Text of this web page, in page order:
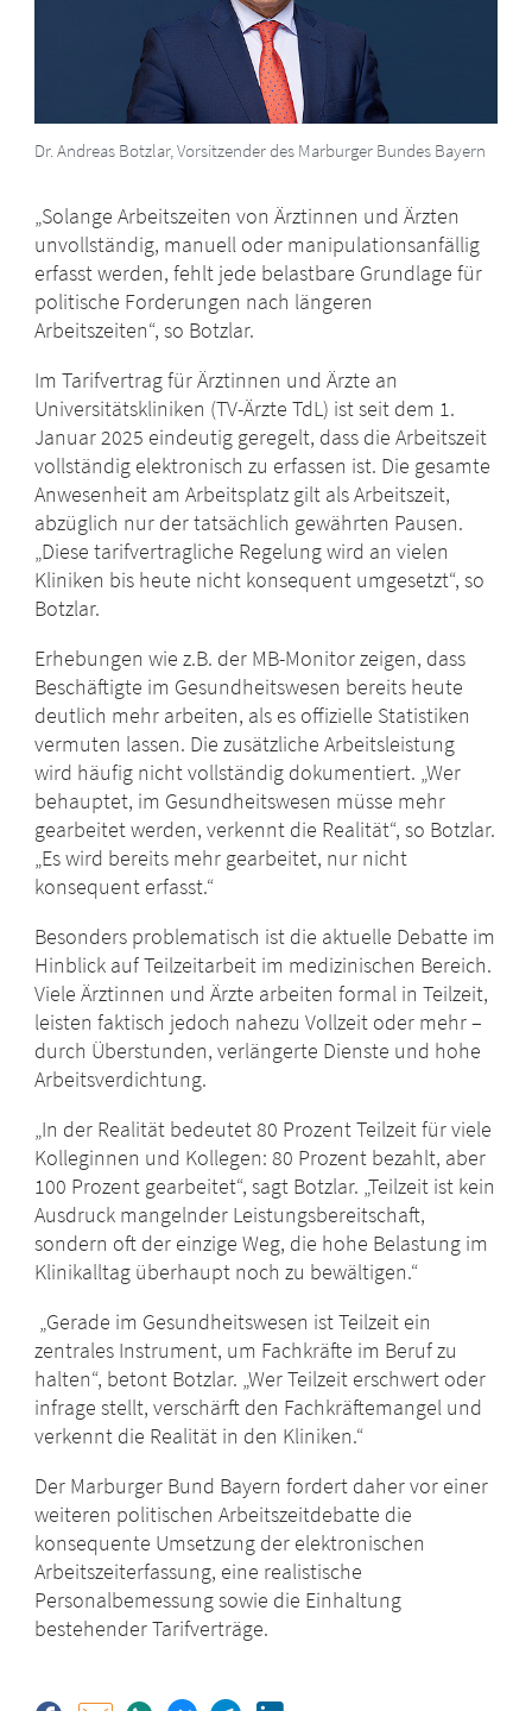
Dr. Andreas Botzlar, Vorsitzender des Marburger Bundes Bayern
„Solange Arbeitszeiten von Ärztinnen und Ärzten
unvollständig, manuell oder manipulationsanfällig
erfasst werden, fehlt jede belastbare Grundlage für
politische Forderungen nach längeren
Arbeitszeiten“, so Botzlar.
Im Tarifvertrag für Ärztinnen und Ärzte an
Universitätskliniken (TV-Ärzte TdL) ist seit dem 1.
Januar 2025 eindeutig geregelt, dass die Arbeitszeit
vollständig elektronisch zu erfassen ist. Die gesamte
Anwesenheit am Arbeitsplatz gilt als Arbeitszeit,
abzüglich nur der tatsächlich gewährten Pausen.
„Diese tarifvertragliche Regelung wird an vielen
Kliniken bis heute nicht konsequent umgesetzt“, so
Botzlar.
Erhebungen wie z.B. der MB-Monitor zeigen, dass
Beschäftigte im Gesundheitswesen bereits heute
deutlich mehr arbeiten, als es offizielle Statistiken
vermuten lassen. Die zusätzliche Arbeitsleistung
wird häufig nicht vollständig dokumentiert. „Wer
behauptet, im Gesundheitswesen müsse mehr
gearbeitet werden, verkennt die Realität“, so Botzlar.
„Es wird bereits mehr gearbeitet, nur nicht
konsequent erfasst.“
Besonders problematisch ist die aktuelle Debatte im
Hinblick auf Teilzeitarbeit im medizinischen Bereich.
Viele Ärztinnen und Ärzte arbeiten formal in Teilzeit,
leisten faktisch jedoch nahezu Vollzeit oder mehr –
durch Überstunden, verlängerte Dienste und hohe
Arbeitsverdichtung.
„In der Realität bedeutet 80 Prozent Teilzeit für viele
Kolleginnen und Kollegen: 80 Prozent bezahlt, aber
100 Prozent gearbeitet“, sagt Botzlar. „Teilzeit ist kein
Ausdruck mangelnder Leistungsbereitschaft,
sondern oft der einzige Weg, die hohe Belastung im
Klinikalltag überhaupt noch zu bewältigen.“
„Gerade im Gesundheitswesen ist Teilzeit ein
zentrales Instrument, um Fachkräfte im Beruf zu
halten“, betont Botzlar. „Wer Teilzeit erschwert oder
infrage stellt, verschärft den Fachkräftemangel und
verkennt die Realität in den Kliniken.“
Der Marburger Bund Bayern fordert daher vor einer
weiteren politischen Arbeitszeitdebatte die
konsequente Umsetzung der elektronischen
Arbeitszeiterfassung, eine realistische
Personalbemessung sowie die Einhaltung
bestehender Tarifverträge.